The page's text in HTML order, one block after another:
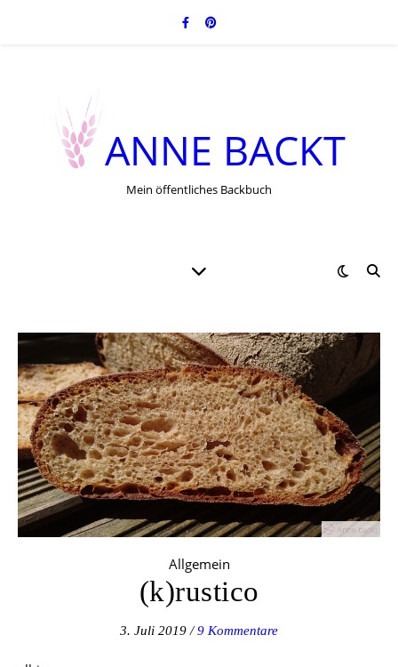
ANNE BACKT
Mein öffentliches Backbuch
Allgemein
(k)rustico
3. Juli 2019 / 9 Kommentare